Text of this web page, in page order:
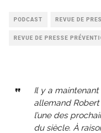
PODCAST REVUE DE
REVUE DE PRESSE
Il y a
allemand
l’une des
du siècle. À